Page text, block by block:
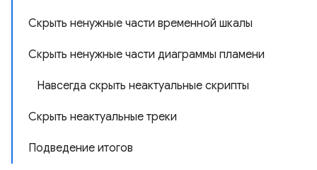
Скрыть ненужные части временной шкалы
Скрыть ненужные части диаграммы пламени
Навсегда скрыть неактуальные скрипты
Скрыть неактуальные треки
Подведение итогов